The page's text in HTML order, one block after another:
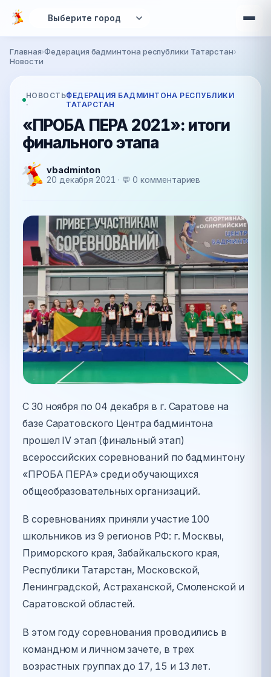
Перейти к основному содержанию
Вы здесь
Главная›Федерация бадминтона республики Татарстан›
Новости
НОВОСТЬ
·
ФЕДЕРАЦИЯ БАДМИНТОНА РЕСПУБЛИКИ
ТАТАРСТАН
«ПРОБА ПЕРА 2021»: итоги
финального этапа
vbadminton
20 декабря 2021 · 💬 0 комментариев
С 30 ноября по 04 декабря в г. Саратове на
базе Саратовского Центра бадминтона
прошел IV этап (финальный этап)
всероссийских соревнований по бадминтону
«ПРОБА ПЕРА» среди обучающихся
общеобразовательных организаций.
В соревнованиях приняли участие 100
школьников из 9 регионов РФ: г. Москвы,
Приморского края, Забайкальского края,
Республики Татарстан, Московской,
Ленинградской, Астраханской, Смоленской и
Саратовской областей.
В этом году соревнования проводились в
командном и личном зачете, в трех
возрастных группах до 17, 15 и 13 лет.